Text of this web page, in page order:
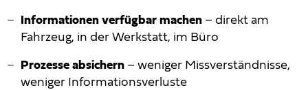
Informationen verfügbar machen – direkt am
Fahrzeug, in der Werkstatt, im Büro
Prozesse absichern – weniger Missverständnisse,
weniger Informationsverluste